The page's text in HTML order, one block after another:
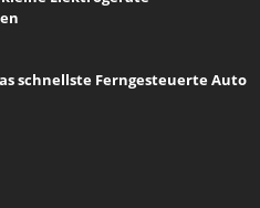
schnellste Ferngesteuerte Auto